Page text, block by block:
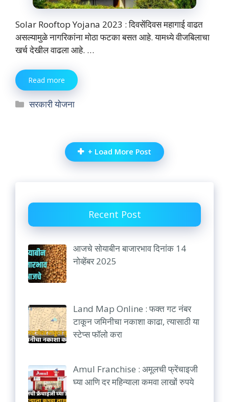
Solar Rooftop Yojana 2023 : दिवसेंदिवस महागाई वाढत
असल्यामुळे नागरिकांना मोठा फटका बसत आहे. यामध्ये वीजबिलाचा
खर्च देखील वाढला आहे. …
Read more
Categories
सरकारी योजना
+ Load More Post
Recent Post
आजचे सोयाबीन बाजारभाव दिनांक 14
नोव्हेंबर 2025
Land Map Online : फक्त गट नंबर
टाकून जमिनीचा नकाशा काढा, त्यासाठी या
स्टेप्स फॉलो करा
Amul Franchise : अमूलची फ्रेंचाइजी
घ्या आणि दर महिन्याला कमवा लाखों रुपये